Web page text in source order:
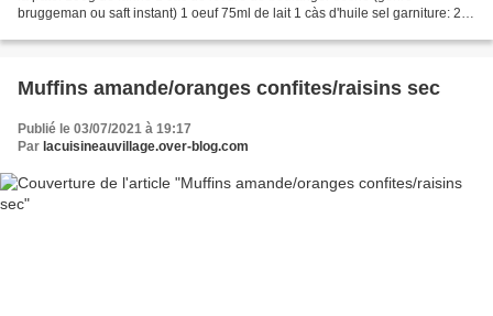
bruggeman ou saft instant) 1 oeuf 75ml de lait 1 càs d'huile sel garniture: 2
Muffins amande/oranges confites/raisins sec
Publié le 03/07/2021 à 19:17
Par lacuisineauvillage.over-blog.com